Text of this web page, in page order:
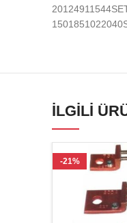
İLGILI
-21%